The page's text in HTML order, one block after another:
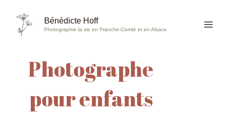
contenu
Bénédicte Hoff
Photographie la vie en Franche-Comté et en Alsace
Photographe
pour enfants